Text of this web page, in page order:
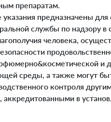
препаратам.
предназначены для
службы по надзору в
человека,
и
среды, а также могут
контроля
аккредитованными в